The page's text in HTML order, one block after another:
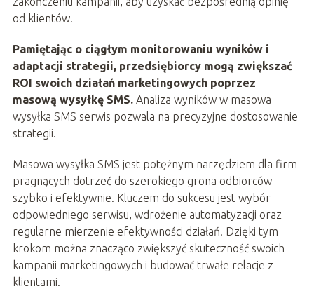
od klientów.
Pamiętając o ciągłym monitorowaniu wyników i
adaptacji strategii, przedsiębiorcy mogą zwiększać
ROI swoich działań marketingowych poprzez
masową wysyłkę SMS.Analiza wyników w masowa
wysyłka SMS serwis pozwala na precyzyjne dostosowanie
strategii.
Masowa wysyłka SMS jest potężnym narzędziem dla firm
pragnących dotrzeć do szerokiego grona odbiorców
szybko i efektywnie. Kluczem do sukcesu jest wybór
odpowiedniego serwisu, wdrożenie automatyzacji oraz
regularne mierzenie efektywności działań. Dzięki tym
krokom można znacząco zwiększyć skuteczność swoich
kampanii marketingowych i budować trwałe relacje z
klientami.